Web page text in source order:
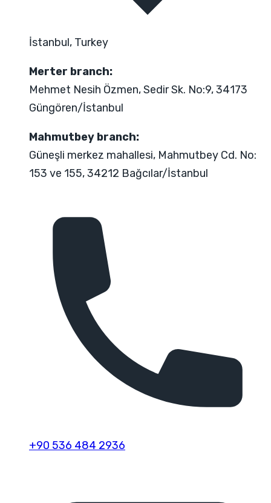
İstanbul, Turkey
Merter branch:
Mehmet Nesih Özmen, Sedir Sk. No:9, 34173
Güngören/İstanbul
Mahmutbey branch:
Güneşli merkez mahallesi, Mahmutbey Cd. No:
153 ve 155, 34212 Bağcılar/İstanbul
+90 536 484 2936